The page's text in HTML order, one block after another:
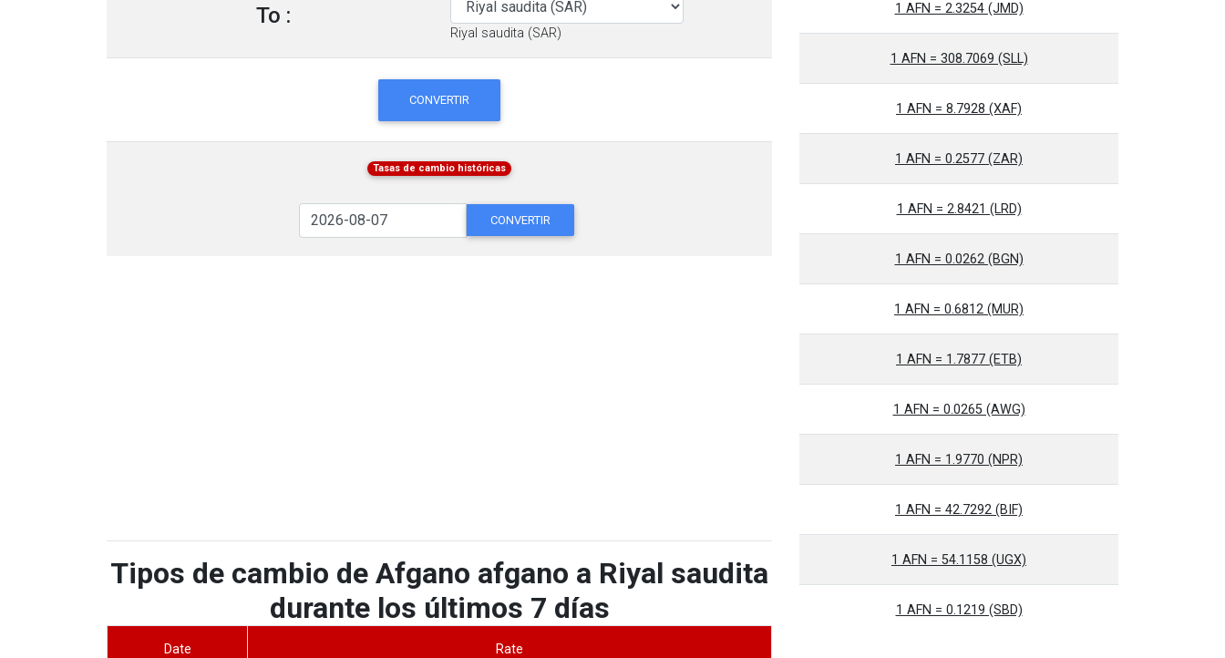
To :
Riyal saudita (SAR)
CONVERTIR
Tasas de cambio históricas
CONVERTIR
Tipos de cambio de Afgano afgano a Riyal saudita
durante los últimos 7 días
Date Rate
1 AFN = 2.3254 (JMD)
1 AFN = 308.7069 (SLL)
1 AFN = 8.7928 (XAF)
1 AFN = 0.2577 (ZAR)
1 AFN = 2.8421 (LRD)
1 AFN = 0.0262 (BGN)
1 AFN = 0.6812 (MUR)
1 AFN = 1.7877 (ETB)
1 AFN = 0.0265 (AWG)
1 AFN = 1.9770 (NPR)
1 AFN = 42.7292 (BIF)
1 AFN = 54.1158 (UGX)
1 AFN = 0.1219 (SBD)